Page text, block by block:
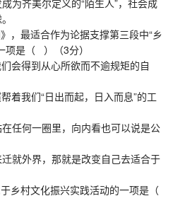
最适合作为论据支撑第三段中“乡
项是（ ）（3分）
得到从心所欲而不逾规矩的自
我们“日出而起，日入而息”的工
何一圈里，向内看也可以说是公
外界，那就是改变自己去适合于
村文化振兴实践活动的一项是（